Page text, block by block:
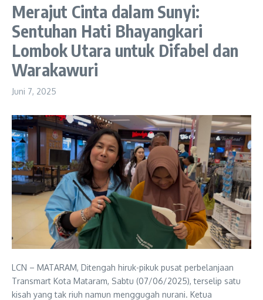
Merajut Cinta dalam Sunyi:
Sentuhan Hati Bhayangkari
Lombok Utara untuk Difabel dan
Warakawuri
Juni 7, 2025
LCN – MATARAM, Ditengah hiruk-pikuk pusat perbelanjaan
Transmart Kota Mataram, Sabtu (07/06/2025), terselip satu
kisah yang tak riuh namun menggugah nurani. Ketua